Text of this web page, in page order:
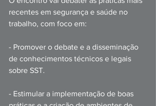
recentes em segurança e saúde no
trabalho, com foco em:
- Promover o debate e a disseminação
de conhecimentos técnicos e legais
sobre SST.
- Estimular a implementação de boas